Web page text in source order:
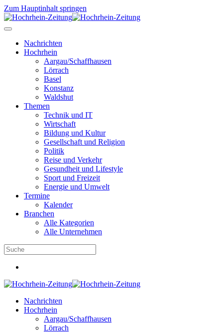
Zum Hauptinhalt springen
Nachrichten
Hochrhein
Aargau/Schaffhausen
Lörrach
Basel
Konstanz
Waldshut
Themen
Technik und IT
Wirtschaft
Bildung und Kultur
Gesellschaft und Religion
Politik
Reise und Verkehr
Gesundheit und Lifestyle
Sport und Freizeit
Energie und Umwelt
Termine
Kalender
Branchen
Alle Kategorien
Alle Unternehmen
Nachrichten
Hochrhein
Aargau/Schaffhausen
Lörrach